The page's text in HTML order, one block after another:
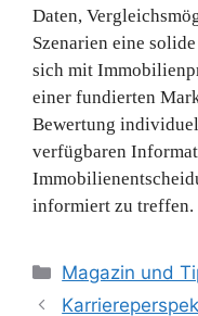
Daten,
Szenarien eine
sich mit
einer fundierten
Bewertung
verfügbaren
informiert zu treffen.
Kategorien
Magazin und